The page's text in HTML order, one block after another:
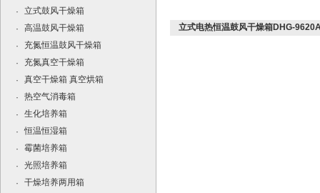
·
立式鼓风干燥箱
·
高温鼓风干燥箱
·
充氮恒温鼓风干燥箱
·
充氮真空干燥箱
·
真空干燥箱 真空烘箱
·
热空气消毒箱
·
生化培养箱
·
恒温恒湿箱
·
霉菌培养箱
·
光照培养箱
·
干燥培养两用箱
立式电热恒温鼓风干燥箱DHG-